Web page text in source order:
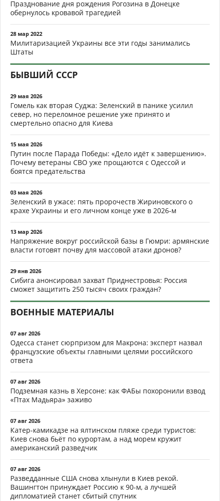
Празднование дня рождения Рогозина в Донецке
обернулось кровавой трагедией
28 мар 2022
Милитаризацией Украины все эти годы занимались
Штаты
БЫВШИЙ СССР
29 мая 2026
Гомель как вторая Суджа: Зеленский в панике усилил
север, но переломное решение уже принято и
смертельно опасно для Киева
15 мая 2026
Путин после Парада Победы: «Дело идёт к завершению».
Почему ветераны СВО уже прощаются с Одессой и
боятся предательства
03 мая 2026
Зеленский в ужасе: пять пророчеств Жириновского о
крахе Украины и его личном конце уже в 2026-м
13 мар 2026
Напряжение вокруг российской базы в Гюмри: армянские
власти готовят почву для массовой атаки дронов?
29 янв 2026
Сибига анонсировал захват Приднестровья: Россия
сможет защитить 250 тысяч своих граждан?
ВОЕННЫЕ МАТЕРИАЛЫ
07 авг 2026
Одесса станет сюрпризом для Макрона: эксперт назвал
французские объекты главными целями российского
ответа
07 авг 2026
Подземная казнь в Херсоне: как ФАБы похоронили взвод
«Птах Мадьяра» заживо
07 авг 2026
Катер-камикадзе на ялтинском пляже среди туристов:
Киев снова бьёт по курортам, а над морем кружит
американский разведчик
07 авг 2026
Разведданные США снова хлынули в Киев рекой.
Вашингтон принуждает Россию к 90-м, а лучшей
дипломатией станет сбитый спутник